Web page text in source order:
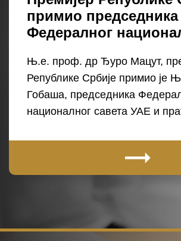
примио председника
Федералног
Њ.е. проф. др Ђуро Мацут,
Републике Србије примио је
Гобаша, председника
националног савета УАЕ и